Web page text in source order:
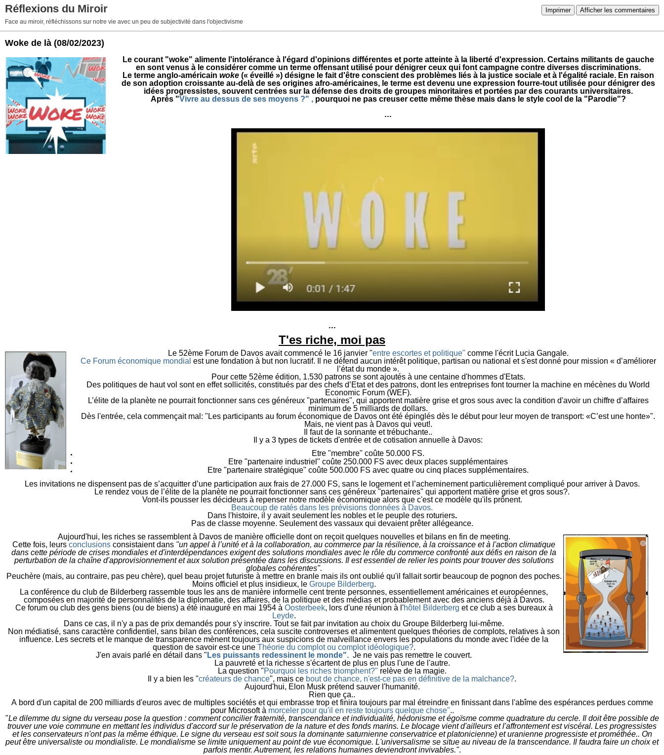
Imprimer Afficher les commentaires
Réflexions du Miroir
Face au miroir, réfléchissons sur notre vie avec un peu de subjectivité dans l'objectivisme
Woke de là (08/02/2023)
Le courant "woke" alimente l'intolérance à l'égard d'opinions différentes et porte atteinte à la liberté d'expression. Certains militants de gauche
en sont venus à le considérer comme un terme offensant utilisé pour dénigrer ceux qui font campagne contre diverses discriminations.
Le terme anglo-américain woke(« éveillé ») désigne le fait d'être conscient des problèmes liés à la justice sociale et à l'égalité raciale. En raison
de son adoption croissante au-delà de ses origines afro-américaines, le terme est devenu une expression fourre-tout utilisée pour dénigrer des
idées progressistes, souvent centrées sur la défense des droits de groupes minoritaires et portées par des courants universitaires.
Après "Vivre au dessus de ses moyens ?" , pourquoi ne pas creuser cette même thèse mais dans le style cool de la "Parodie"?
...
...
T'es riche, moi pas
Le 52ème Forum de Davos avait commencé le 16 janvier "entre escortes et politique" comme l'écrit Lucia Gangale.
Ce Forum économique mondial est une fondation à but non lucratif. Il ne défend aucun intérêt politique, partisan ou national et s'est donné pour mission « d’améliorer
l’état du monde ».
Pour cette 52ème édition, 1.530 patrons se sont ajoutés à une centaine d'hommes d'Etats.
Des politiques de haut vol sont en effet sollicités, constitués par des chefs d’Etat et des patrons, dont les entreprises font tourner la machine en mécènes du World
Economic Forum (WEF).
L’élite de la planète ne pourrait fonctionner sans ces généreux "partenaires", qui apportent matière grise et gros sous avec la condition d'avoir un chiffre d’affaires
minimum de 5 milliards de dollars.
Dès l'entrée, cela commençait mal: " Les participants au forum économique de Davos ont été épinglés dès le début pour leur moyen de transport: «C’est une honte»".
Mais, ne vient pas à Davos qui veut!.
l faut de la sonnante et trébuchante..
l y a 3 types de tickets d'entrée et de cotisation annuelle à Davos:
Etre "membre" coûte 50.000 FS.
Etre "partenaire industriel" coûte 250.000 FS avec deux places supplémentaires
Etre "partenaire stratégique" coûte 500.000 FS avec quatre ou cinq places supplémentaires.
Les invitations ne dispensent pas de s’acquitter d’une participation aux frais de 27.000 FS, sans le logement et l’acheminement particulièrement compliqué pour arriver à Davos.
Le rendez vous de l’élite de la planète ne pourrait fonctionner sans ces généreux "partenaires" qui apportent matière grise et gros sous?.
Vont-ils pousser les décideurs à repenser notre modèle économique alors que c'est ce modèle qu'ils prônent.
Beaucoup de ratés dans les prévisions données à Davos.
Dans l'histoire, il y avait seulement les nobles et le peuple des roturiers.
Pas de classe moyenne. Seulement des vassaux qui devaient prêter allégeance.
Aujourd'hui, les riches se rassemblent à Davos de manière officielle dont on reçoit quelques nouvelles et bilans en fin de meeting.
Cette fois, leursconclusions consistaient dans "un appel à l’unité et à la collaboration,au commerce par la résilience, à la croissance et à l'action climatique
dans cette période de crises mondiales et d'interdépendances exigent des solutions mondiales avec le rôle du commerce confronté aux défis en raison de la
perturbation de la chaîne d'approvisionnement et aux solution présentée dans les discussions. Il est essentiel de relier les points pour trouver des solutions
globales cohérentes".
Peuchère (mais, au contraire, pas peu chère), quel beau projet futuriste à mettre en branle mais ils ont oublié qu'il fallait sortir beaucoup de pognon des poches.
Moins officiel et plus insidieux, le Groupe Bilderberg.
La conférence du club de Bilderberg rassemble tous les ans de manière informelle cent trente personnes, essentiellement américaines et européennes,
composées en majorité de personnalités de la diplomatie, des affaires, de la politique et des médias et probablement avec des anciens déjà à Davos.
Ce forum ou club des gens biens (ou de biens) a été inauguré en mai 1954à Oosterbeek, lors d'une réunion à l'hôtel Bilderberg et ce club a ses bureaux à
Leyde.
Dans ce cas, il n'y a pas de prix demandés pour s'y inscrire. Tout se fait par invitation au choix du Groupe Bilderberg lui-même.
Non médiatisé, sans caractère confidentiel, sans bilan des conférences, cela suscite controverses et alimentent quelques théories de complots, relatives à son
influence. Les secrets et le manque de transparence mènent toujours aux suspicions de malveillance envers les populations du mondeavec l'idée de la
question de savoir est-ce une Théorie du complot ou complot idéologique?.
J'en avais parlé en détail dans " Les puissants redessinent le monde". Je ne vais pas remettre le couvert.
La pauvreté et la richesse s'écartent de plus en plus l'une de l'autre.
La question "Pourquoi les richestriomphent?" relève de la magie.
l y a bien les "créateurs de chance", mais ce bout de chance, n'est-ce pas en définitive de la malchance?.
Aujourd'hui, Elon Musk prétend sauver l'humanité.
Rien que ça..
Abord d'un capital de 200 milliards d'euros avec de multiples sociétés et qui embrasse trop et finira toujours par mal étreindre en finissant dans l'abîme des espérances perdues comme
pour Microsoft à morceler pour qu'il en reste toujours quelque chose"..
"Le dilemme du signe du verseau pose la question : comment concilier fraternité, transcendance et individualité, hédonisme et égoïsme comme quadrature du cercle. Il doit être possible de
trouver une voie commune en mettant les individus d'accord sur le préservation de la nature et des fonds marins. Le blocage vient d'ailleurs et l'affrontement est viscéral. Les progressistes
et les conservateurs n'ont pas la même éthique. Le signe du verseau est soit sous la dominante saturnienne conservatrice et platonicienne) et uranienne progressiste et prométhée.. On
peut être universaliste ou mondialiste. Le mondialisme se limite uniquement au point de vue économique. L'universalisme se situe au niveau de la transcendance. Il faudra faire un choix et
parfois mentir. Autrement, les relations humaines deviendront invivables.".